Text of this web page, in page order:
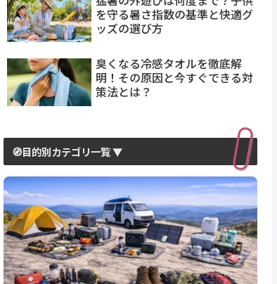
を守る暑さ指数の基準と快適グ
ッズの選び方
臭くなる冷感タオルを徹底解
明！その原因と今すぐできる対
策法とは？
🧭目的別カテゴリ一覧 ▼